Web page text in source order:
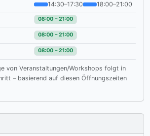
14:30–17:30 18:00–21:00
08:00 – 21:00
08:00 – 21:00
08:00 – 21:00
von Veranstaltungen/Workshops folgt in
– basierend auf diesen Öffnungszeiten